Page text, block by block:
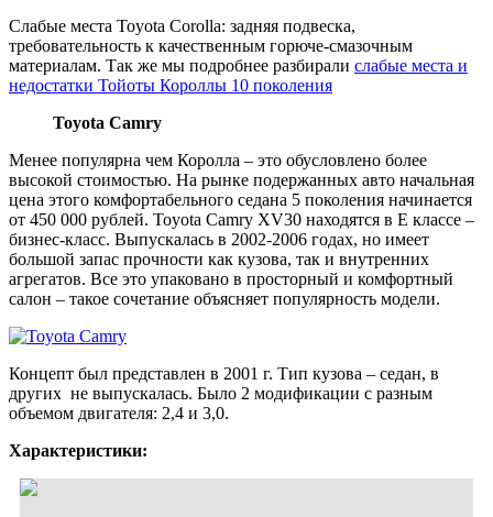
Слабые места Toyota Corolla: задняя подвеска,
требовательность к качественным горюче-смазочным
материалам. Так же мы подробнее разбирали слабые места и
недостатки Тойоты Короллы 10 поколения
Toyota Camry
Менее популярна чем Королла – это обусловлено более
высокой стоимостью. На рынке подержанных авто начальная
цена этого комфортабельного седана 5 поколения начинается
от 450 000 рублей. Toyota Camry XV30 находятся в E классе –
бизнес-класс. Выпускалась в 2002-2006 годах, но имеет
большой запас прочности как кузова, так и внутренних
агрегатов. Все это упаковано в просторный и комфортный
салон – такое сочетание объясняет популярность модели.
Концепт был представлен в 2001 г. Тип кузова – седан, в
других не выпускалась. Было 2 модификации с разным
объемом двигателя: 2,4 и 3,0.
Характеристики: